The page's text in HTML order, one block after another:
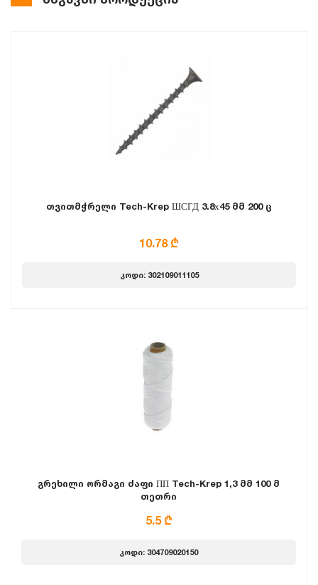
თვითმჭრელი Tech-Krep ШСГД 3.8х45 მმ 200 ც
10.78 ₾
კოდი: 302109011105
გრეხილი ორმაგი ძაფი ПП Tech-Krep 1,3 მმ 100 მ
თეთრი
5.5 ₾
კოდი: 304709020150